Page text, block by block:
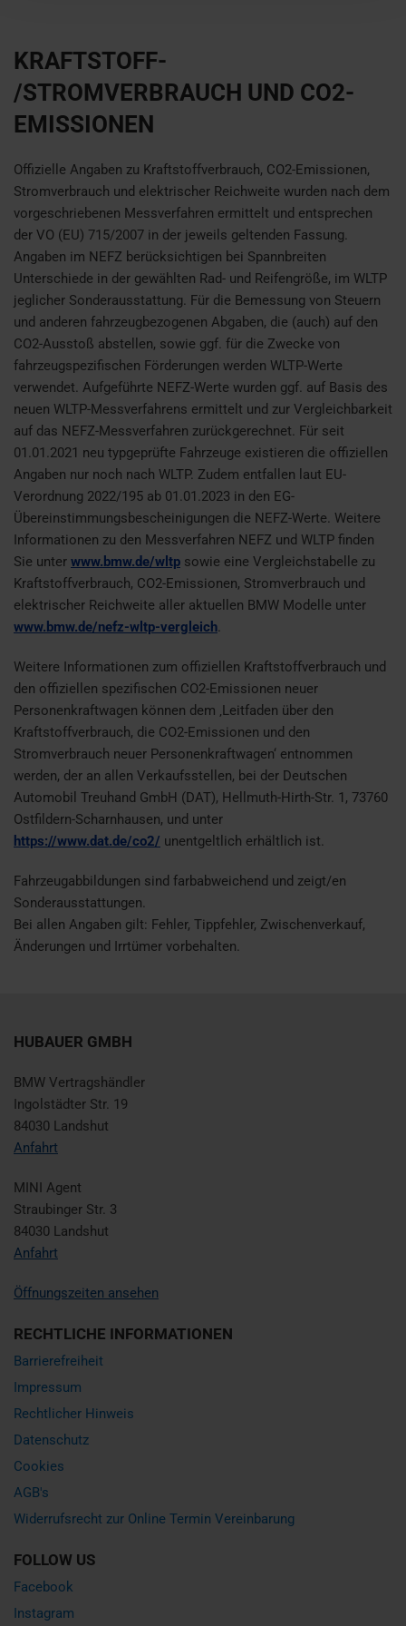
KRAFTSTOFF-
/STROMVERBRAUCH UND CO2-
EMISSIONEN
Offizielle Angaben zu Kraftstoffverbrauch, CO2-Emissionen,
Stromverbrauch und elektrischer Reichweite wurden nach dem
vorgeschriebenen Messverfahren ermittelt und entsprechen
der VO (EU) 715/2007 in der jeweils geltenden Fassung.
Angaben im NEFZ berücksichtigen bei Spannbreiten
Unterschiede in der gewählten Rad- und Reifengröße, im WLTP
jeglicher Sonderausstattung. Für die Bemessung von Steuern
und anderen fahrzeugbezogenen Abgaben, die (auch) auf den
CO2-Ausstoß abstellen, sowie ggf. für die Zwecke von
fahrzeugspezifischen Förderungen werden WLTP-Werte
verwendet. Aufgeführte NEFZ-Werte wurden ggf. auf Basis des
neuen WLTP-Messverfahrens ermittelt und zur Vergleichbarkeit
auf das NEFZ-Messverfahren zurückgerechnet. Für seit
01.01.2021 neu typgeprüfte Fahrzeuge existieren die offiziellen
Angaben nur noch nach WLTP. Zudem entfallen laut EU-
Verordnung 2022/195 ab 01.01.2023 in den EG-
Übereinstimmungsbescheinigungen die NEFZ-Werte. Weitere
Informationen zu den Messverfahren NEFZ und WLTP finden
Sie unter www.bmw.de/wltp sowie eine Vergleichstabelle zu
Kraftstoffverbrauch, CO2-Emissionen, Stromverbrauch und
elektrischer Reichweite aller aktuellen BMW Modelle unter
www.bmw.de/nefz-wltp-vergleich
Weitere Informationen zum offiziellen Kraftstoffverbrauch und
den offiziellen spezifischen CO2-Emissionen neuer
Personenkraftwagen können dem ‚Leitfaden über den
Kraftstoffverbrauch, die CO2-Emissionen und den
Stromverbrauch neuer Personenkraftwagen‘ entnommen
werden, der an allen Verkaufsstellen, bei der Deutschen
Automobil Treuhand GmbH (DAT), Hellmuth-Hirth-Str. 1, 73760
Ostfildern-Scharnhausen, und unter
https://www.dat.de/co2/ unentgeltlich erhältlich ist.
Fahrzeugabbildungen sind farbabweichend und zeigt/en
Sonderausstattungen.
Bei allen Angaben gilt: Fehler, Tippfehler, Zwischenverkauf,
Änderungen und Irrtümer vorbehalten.
HUBAUER GMBH
BMW Vertragshändler
Ingolstädter Str. 19
84030 Landshut
Anfahrt
MINI Agent
Straubinger Str. 3
84030 Landshut
Anfahrt
Öffnungszeiten ansehen
RECHTLICHE INFORMATIONEN
Barrierefreiheit
Impressum
Rechtlicher Hinweis
Datenschutz
Cookies
AGB's
Widerrufsrecht zur Online Termin Vereinbarung
FOLLOW US
Facebook
Instagram